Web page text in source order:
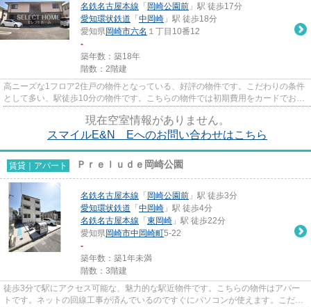
名鉄名古屋本線 「 岡崎公園前 」駅 徒歩17分
愛知環状鉄道 「 中岡崎 」駅 徒歩18分
愛知県岡崎市六名 １丁目10番12
-
築年数：築18年
階数：2階建
高ニーズな1フロア2住戸の物件となっている、好評の物件です。こだわりの条件
として多い、駅徒歩10分の物件です。こちらの物件では初期費用をカードでお支
現在空室情報がありません。
スマイルE&N Eへのお問い合わせはこちら
賃貸｜アパート Ｐｒｅｌｕｄｅ岡崎公園
名鉄名古屋本線 「 岡崎公園前 」駅 徒歩3分
愛知環状鉄道 「 中岡崎 」駅 徒歩4分
名鉄名古屋本線 「 東岡崎 」駅 徒歩22分
愛知県岡崎市中岡崎町5-22
-
築年数：築1年未満
階数：3階建
徒歩3分で駅にアクセス可能な、魅力的な駅近物件です。こちらの物件はアパー
トです。ネットの回線工事が済んでいるのですぐにパソコンが使えます。こだわ